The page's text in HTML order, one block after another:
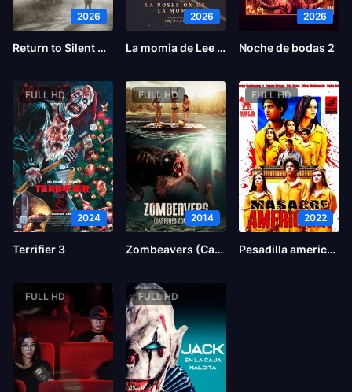
2026
Return to Silent Hill
2026
La momia de Lee Cronin
2026
Noche de bodas 2
FULL HD
2024
Terrifier 3
FULL HD
2014
Zombeavers (Castores zombies)
FULL HD
2022
Pesadilla americana
FULL HD FULL HD